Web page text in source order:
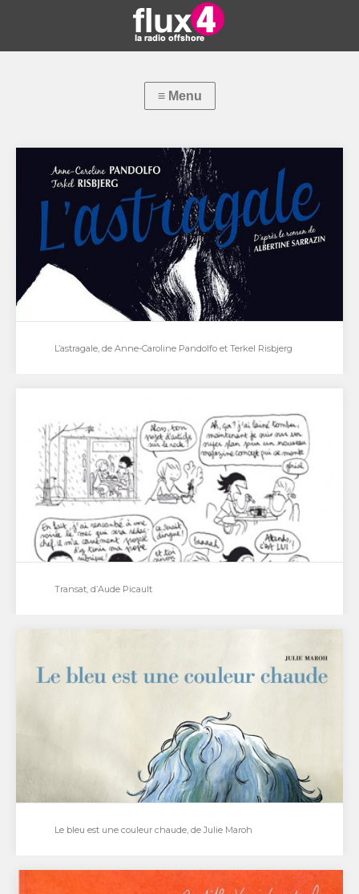
Risbjerg
L’astragale, de Anne-Caroline Pandolfo et Terkel Risbjerg
Aude, jeune graphiste parisienne est lasse de la
Transat, d’Aude Picault
Le bleu est une couleur chaude, de Julie Maroh
Le bleu est une couleur chaude, de Julie Maroh